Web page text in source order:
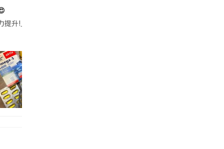
帶的行動電源機身已標示「10000mAh」，卻仍被要求當場丟
提升!｣ 長時間對住電腦､剪片寫稿,成日覺得眼睛乾澀､腦袋好似｢斷